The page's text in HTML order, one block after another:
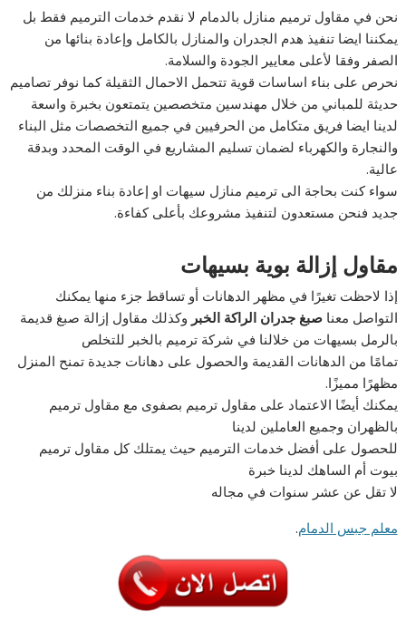
نحن في مقاول ترميم منازل بالدمام لا نقدم خدمات الترميم فقط بل
يمكننا ايضا تنفيذ هدم الجدران والمنازل بالكامل وإعادة بنائها من
الصفر وفقا لأعلى معايير الجودة والسلامة.
نحرص على بناء اساسات قوية تتحمل الاحمال الثقيلة كما نوفر تصاميم
حديثة للمباني من خلال مهندسين متخصصين يتمتعون بخبرة واسعة
لدينا ايضا فريق متكامل من الحرفيين في جميع التخصصات مثل البناء
والنجارة والكهرباء لضمان تسليم المشاريع في الوقت المحدد وبدقة
عالية.
سواء كنت بحاجة الى ترميم منازل سيهات او إعادة بناء منزلك من
جديد فنحن مستعدون لتنفيذ مشروعك بأعلى كفاءة.
مقاول إزالة بوية بسيهات
إذا لاحظت تغيرًا في مظهر الدهانات أو تساقط جزء منها يمكنك
التواصل معناصبغ جدران الراكة الخبر وكذلك مقاول إزالة صبغ قديمة
بالرمل بسيهات من خلالنا في شركة ترميم بالخبر للتخلص
تمامًا من الدهانات القديمة والحصول على دهانات جديدة تمنح المنزل
مظهرًا مميزًا.
يمكنك أيضًا الاعتماد على مقاول ترميم بصفوى مع مقاول ترميم
بالظهران وجميع العاملين لدينا
للحصول على أفضل خدمات الترميم حيث يمتلك كل مقاول ترميم
بيوت أم الساهك لدينا خبرة
لا تقل عن عشر سنوات في مجاله
معلم جبس الدمام.